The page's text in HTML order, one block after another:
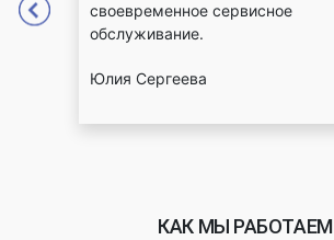
своевременное сервисное
обслуживание.
Юлия Сергеева
КАК МЫ РАБОТАЕМ